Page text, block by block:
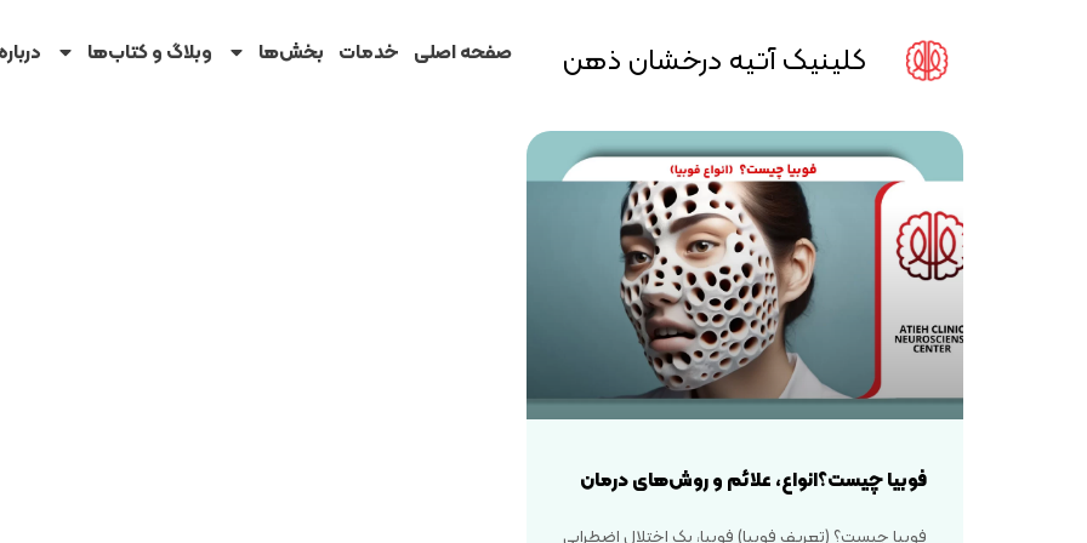
کلینیک آتیه درخشان ذهن صفحه اصلی خدمات بخش‌ها وبلاگ و کتاب‌ها
فوبیا چیست؟انواع، علائم و روش‌های درمان
فوبیا چیست؟ (تعریف فوبیا) فوبیا، یک اختلال اضطرابی